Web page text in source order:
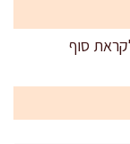
לקראת סוף